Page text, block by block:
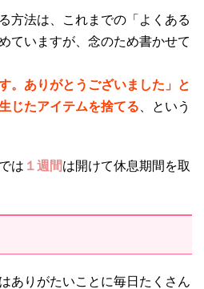
方法は、これまでの「よくある
ていますが、念のため書かせて
。ありがとうございました」と
じたアイテムを捨てる 、という
は １週間は開けて休息期間を取
ありがたいことに毎日たくさん